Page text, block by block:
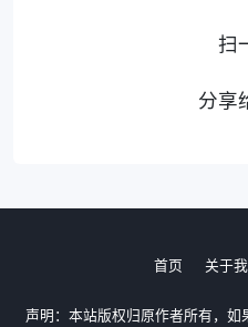
扫
分享
首页 关于
声明：本站版权归原作者所有，